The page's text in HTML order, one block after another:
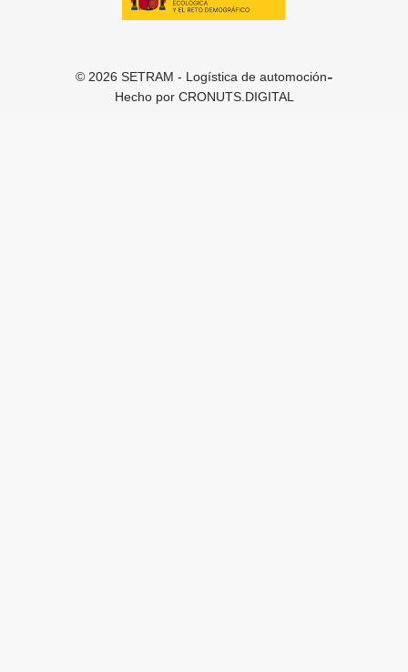
© 2026 SETRAM - Logística de automoción-
Hecho por CRONUTS.DIGITAL